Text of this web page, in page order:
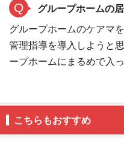
Q
グループホームの
グループホームのケアマ
管理指導を導入しようと
ープホームにまるめで入
こちらもおすすめ